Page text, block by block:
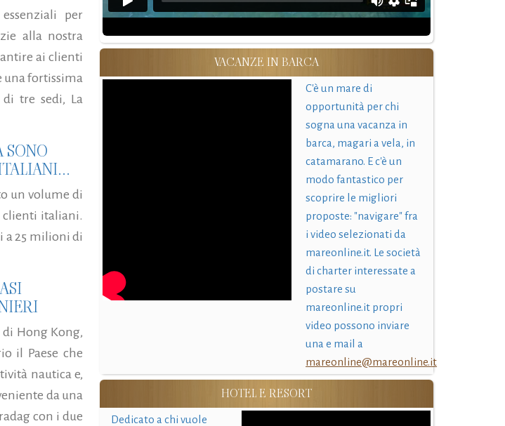
per
alla nostra
ai clienti
una fortissima
di tre sedi, La
un volume di
clienti italiani.
a 25 milioni di
Hong Kong,
il Paese che
nautica e,
da una
con i due
VACANZE IN BARCA
C'è un mare di
opportunità per chi
sogna una vacanza in
barca, magari a vela, in
catamarano. E c'è un
modo fantastico per
scoprire le migliori
proposte: "navigare" fra
i video selezionati da
mareonline.it. Le società
di charter interessate a
postare su
mareonline.it propri
video possono inviare
una e mail a
mareonline@mareonline.it
HOTEL E RESORT
Dedicato a chi vuole